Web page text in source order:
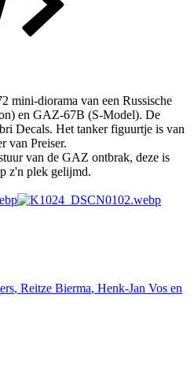
mini-diorama van een Russische
en GAZ-67B (S-Model). De
Decals. Het tanker figuurtje is van
van Preiser.
van de GAZ ontbrak, deze is
z'n plek gelijmd.
, Reitze Bierma, Henk-Jan Vos en